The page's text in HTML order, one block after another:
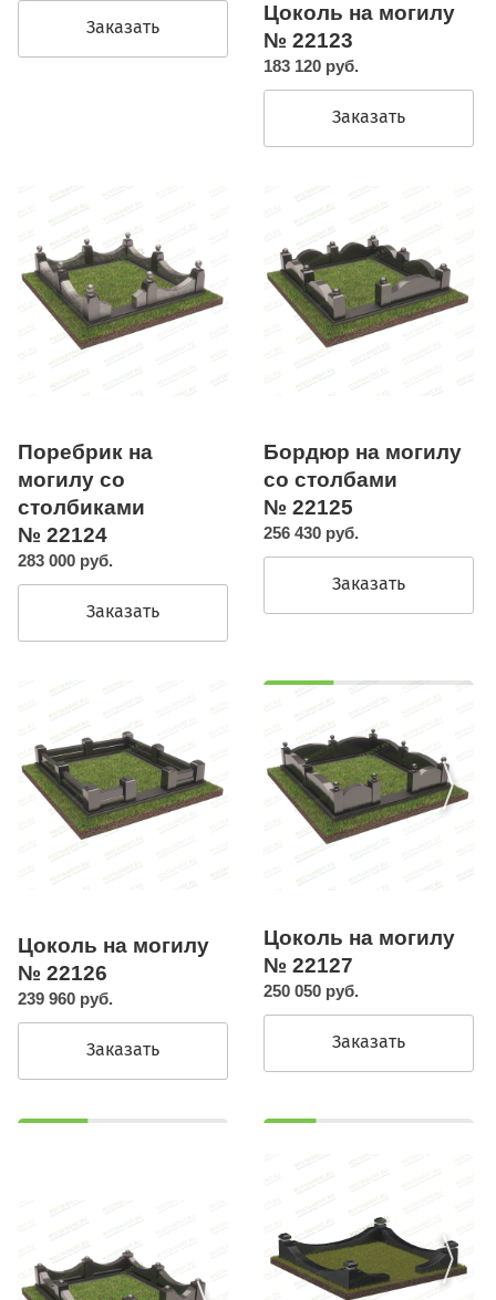
Заказать
Цоколь на могилу
№ 22123
183 120 руб.
Заказать
Поребрик на
могилу со
столбиками
№ 22124
283 000 руб.
Заказать
Бордюр на могилу
со столбами
№ 22125
256 430 руб.
Заказать
Цоколь на могилу
№ 22126
239 960 руб.
Заказать
Цоколь на могилу
№ 22127
250 050 руб.
Заказать